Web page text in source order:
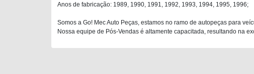
Anos de fabricação: 1989, 1990, 1991, 1992, 1993, 1994, 1995, 1996;
Somos a Go! Mec Auto Peças, estamos no ramo de autopeças para
Nossa equipe de Pós-Vendas é altamente capacitada, resultando na